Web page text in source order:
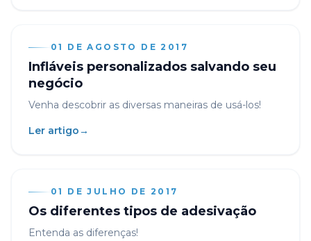
01 DE AGOSTO DE 2017
Infláveis personalizados salvando seu
negócio
Venha descobrir as diversas maneiras de usá-los!
Ler artigo→
01 DE JULHO DE 2017
Os diferentes tipos de adesivação
Entenda as diferenças!